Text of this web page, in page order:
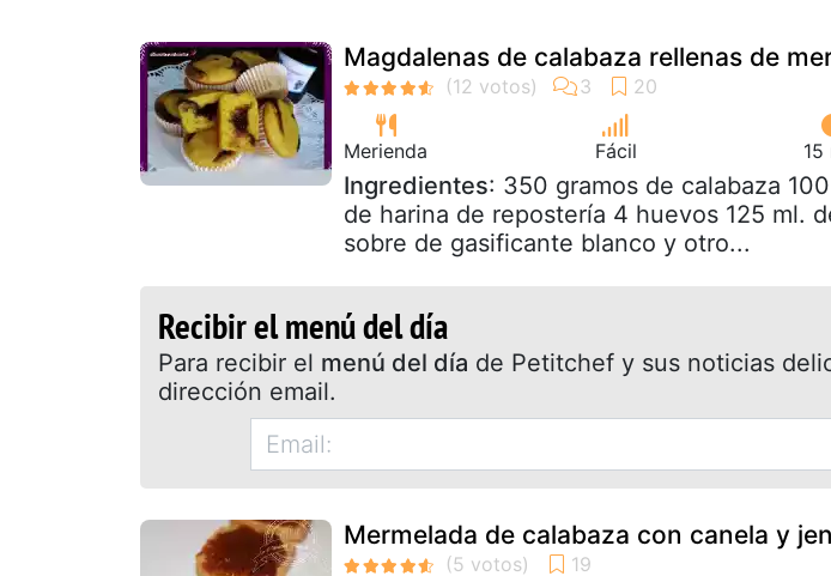
Magdalenas de calabaza rellenas de
Merienda Fácil 15
Ingredientes: 350 gramos de calabaza
de harina de repostería 4 huevos 125 ml.
sobre de gasificante blanco y otro...
Recibir el menú del día
Para recibir el menú del día de Petitchef y sus noticias
dirección email.
Mermelada de calabaza con canela y